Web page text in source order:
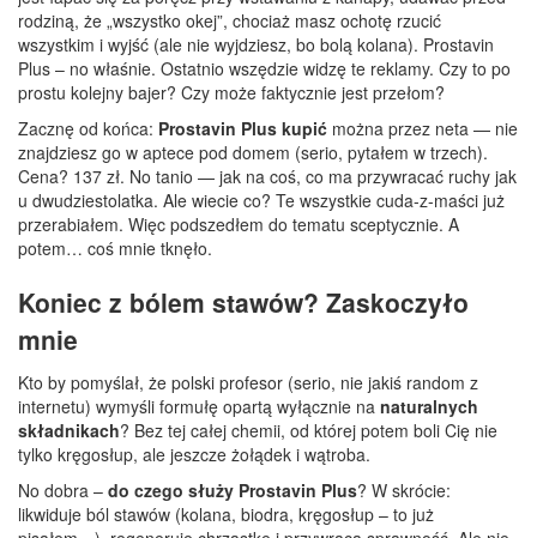
rodziną, że „wszystko okej”, chociaż masz ochotę rzucić
wszystkim i wyjść (ale nie wyjdziesz, bo bolą kolana). Prostavin
Plus – no właśnie. Ostatnio wszędzie widzę te reklamy. Czy to po
prostu kolejny bajer? Czy może faktycznie jest przełom?
Zacznę od końca: Prostavin Plus kupić można przez neta — nie
znajdziesz go w aptece pod domem (serio, pytałem w trzech).
Cena? 137 zł. No tanio — jak na coś, co ma przywracać ruchy jak
u dwudziestolatka. Ale wiecie co? Te wszystkie cuda-z-maści już
przerabiałem. Więc podszedłem do tematu sceptycznie. A
potem… coś mnie tknęło.
Koniec z bólem stawów? Zaskoczyło
mnie
Kto by pomyślał, że polski profesor (serio, nie jakiś random z
internetu) wymyśli formułę opartą wyłącznie na naturalnych
składnikach? Bez tej całej chemii, od której potem boli Cię nie
tylko kręgosłup, ale jeszcze żołądek i wątroba.
No dobra – do czego służy Prostavin Plus? W skrócie:
likwiduje ból stawów (kolana, biodra, kręgosłup – to już